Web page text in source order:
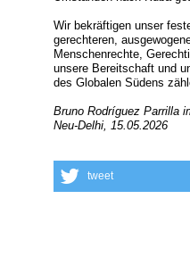
Wir bekräftigen unser
gerechteren,
Menschenrechte,
unsere Bereitschaft und
des Globalen Südens
Bruno Rodríguez Parrilla
Neu-Delhi, 15.05.2026
tweet